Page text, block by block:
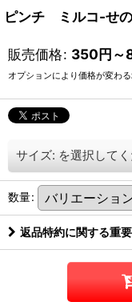
ピンチ ミルコ-せ
販売価格: 350円～
オプションにより価格が変わる
サイズ: を選択して
数量:
返品特約に関する重